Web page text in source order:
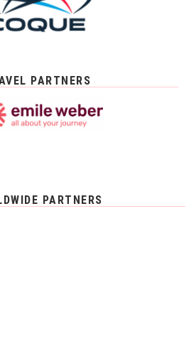
PARTNERS
PARTNERS